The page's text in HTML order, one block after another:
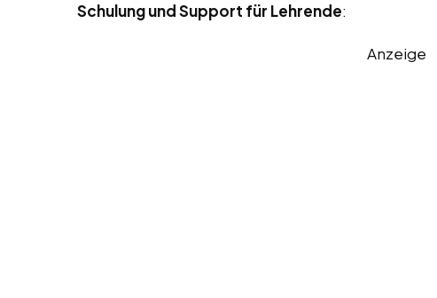
Schulung und Support für Lehrende:
Anzeige